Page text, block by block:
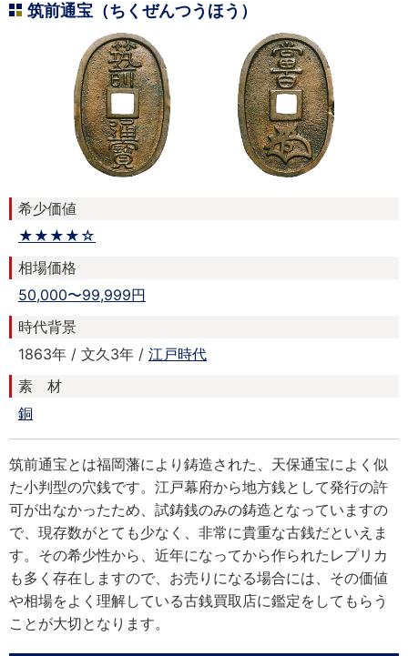
筑前通宝（ちくぜんつうほう）
希少価値
★★★★☆
相場価格
50,000〜99,999円
時代背景
1863年 / 文久3年 / 江戸時代
素 材
銅
筑前通宝とは福岡藩により鋳造された、天保通宝によく似
た小判型の穴銭です。江戸幕府から地方銭として発行の許
可が出なかったため、試鋳銭のみの鋳造となっていますの
で、現存数がとても少なく、非常に貴重な古銭だといえま
す。その希少性から、近年になってから作られたレプリカ
も多く存在しますので、お売りになる場合には、その価値
や相場をよく理解している古銭買取店に鑑定をしてもらう
ことが大切となります。